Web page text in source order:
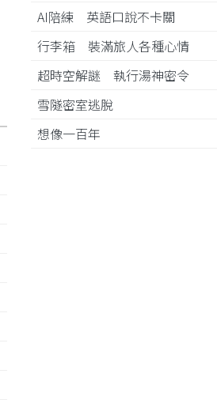
AI陪練 英語口說不卡關
行李箱 裝滿旅人各種心情
超時空解謎 執行湯神密令
雪隧密室逃脫
想像一百年